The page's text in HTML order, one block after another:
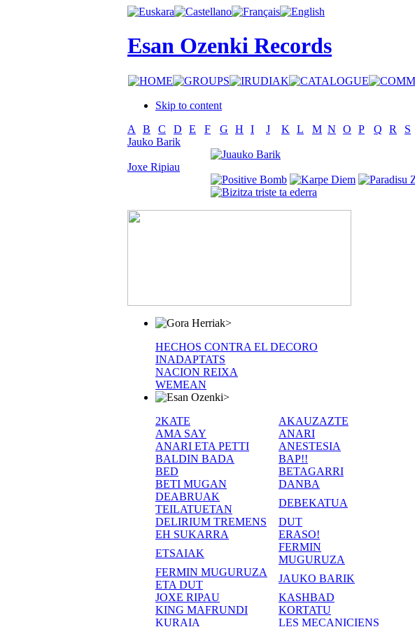
Esan Ozenki Records
Skip to content
A
B C D E F G H I J K L M N O P Q R S
Jauko Barik
Joxe Ripiau
>
HECHOS CONTRA EL DECORO
INADAPTATS
NACION REIXA
WEMEAN
>
2KATE
AKAUZAZTE
AMA SAY
ANARI
ANARI ETA PETTI
ANESTESIA
BALDIN BADA
BAP!!
BED
BETAGARRI
BETI MUGAN
DANBA
DEABRUAK
TEILATUETAN
DEBEKATUA
DELIRIUM TREMENS
DUT
EH SUKARRA
ERASO!
ETSAIAK
FERMIN
MUGURUZA
FERMIN MUGURUZA
ETA DUT
JAUKO BARIK
JOXE RIPAU
KASHBAD
KING MAFRUNDI
KORTATU
KURAIA
LES MECANICIENS